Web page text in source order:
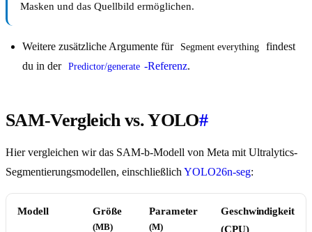
Masken und das Quellbild ermöglichen.
Weitere zusätzliche Argumente für Segment everything
findest
du in der Predictor/generate -Referenz.
SAM-Vergleich vs. YOLO#
Hier vergleichen wir das SAM-b-Modell von Meta mit Ultralytics-
Segmentierungsmodellen, einschließlich YOLO26n-seg:
Modell Größe
(MB)
Parameter
(M)
Geschwindigkeit
(CPU)